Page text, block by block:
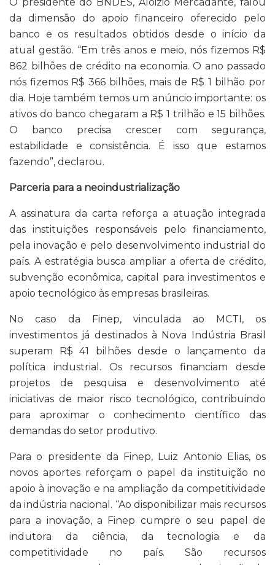
da dimensão do apoio financeiro oferecido pelo
banco e os resultados obtidos desde o início da
atual gestão. “Em três anos e meio, nós fizemos R$
862 bilhões de crédito na economia. O ano passado
nós fizemos R$ 366 bilhões, mais de R$ 1 bilhão por
dia. Hoje também temos um anúncio importante: os
ativos do banco chegaram a R$ 1 trilhão e 15 bilhões.
O banco precisa crescer com segurança,
estabilidade e consistência. É isso que estamos
fazendo”, declarou.
Parceria para a neoindustrialização
A assinatura da carta reforça a atuação integrada
das instituições responsáveis pelo financiamento,
pela inovação e pelo desenvolvimento industrial do
país. A estratégia busca ampliar a oferta de crédito,
subvenção econômica, capital para investimentos e
apoio tecnológico às empresas brasileiras.
No caso da Finep, vinculada ao MCTI, os
investimentos já destinados à Nova Indústria Brasil
superam R$ 41 bilhões desde o lançamento da
política industrial. Os recursos financiam desde
projetos de pesquisa e desenvolvimento até
iniciativas de maior risco tecnológico, contribuindo
para aproximar o conhecimento científico das
demandas do setor produtivo.
Para o presidente da Finep, Luiz Antonio Elias, os
novos aportes reforçam o papel da instituição no
apoio à inovação e na ampliação da competitividade
da indústria nacional. “Ao disponibilizar mais recursos
para a inovação, a Finep cumpre o seu papel de
indutora da ciência, da tecnologia e da
competitividade no país. São recursos